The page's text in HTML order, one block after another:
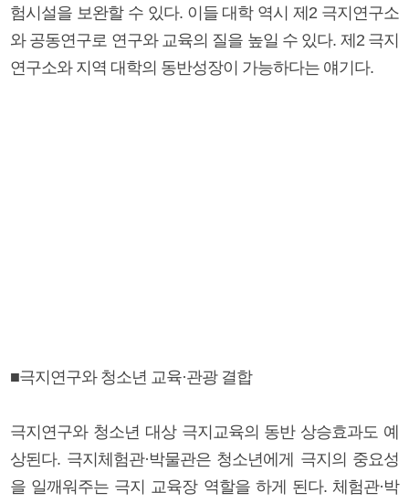
험시설을 보완할 수 있다. 이들 대학 역시 제2 극지연구소
와 공동연구로 연구와 교육의 질을 높일 수 있다. 제2 극지
연구소와 지역 대학의 동반성장이 가능하다는 얘기다.
■극지연구와 청소년 교육·관광 결합
극지연구와 청소년 대상 극지교육의 동반 상승효과도 예
상된다. 극지체험관·박물관은 청소년에게 극지의 중요성
을 일깨워주는 극지 교육장 역할을 하게 된다. 체험관·박